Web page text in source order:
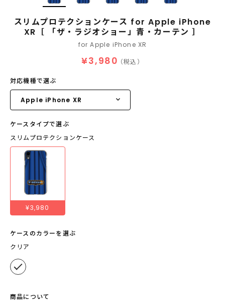
スリムプロテクションケース for Apple iPhone
XR［ 「ザ・ラジオショー」青・カーテン ］
for Apple iPhone XR
¥3,980 （税込）
対応機種で選ぶ
ケースタイプで選ぶ
スリムプロテクションケース
¥3,980
ケースのカラーを選ぶ
クリア
商品について